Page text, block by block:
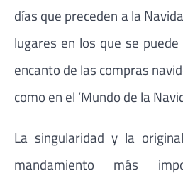
días que preceden a la
lugares en los que se
encanto de las compras
como en el ‘Mundo de la
La singularidad y la
mandamiento más